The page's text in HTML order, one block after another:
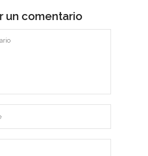
un comentario